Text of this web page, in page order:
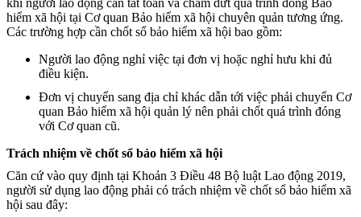
khi người lao động cần tất toán và chấm dứt quá trình đóng Bảo
hiểm xã hội tại Cơ quan Bảo hiểm xã hội chuyên quản tương ứng.
Các trường hợp cần chốt sổ bảo hiểm xã hội bao gồm:
Người lao động nghỉ việc tại đơn vị hoặc nghỉ hưu khi đủ
điều kiện.
Đơn vị chuyển sang địa chỉ khác dẫn tới việc phải chuyển Cơ
quan Bảo hiểm xã hội quản lý nên phải chốt quá trình đóng
với Cơ quan cũ.
Trách nhiệm về chốt sổ bảo hiểm xã hội
Căn cứ vào quy định tại Khoản 3 Điều 48 Bộ luật Lao động 2019,
người sử dụng lao động phải có trách nhiệm về chốt sổ bảo hiểm xã
hội sau đây: